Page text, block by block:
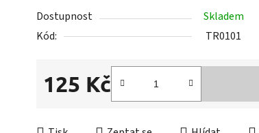
z
5
Dostupnost
Skladem
Kód:
TR0101
125 Kč